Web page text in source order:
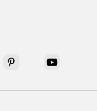
Pinterest YouTube